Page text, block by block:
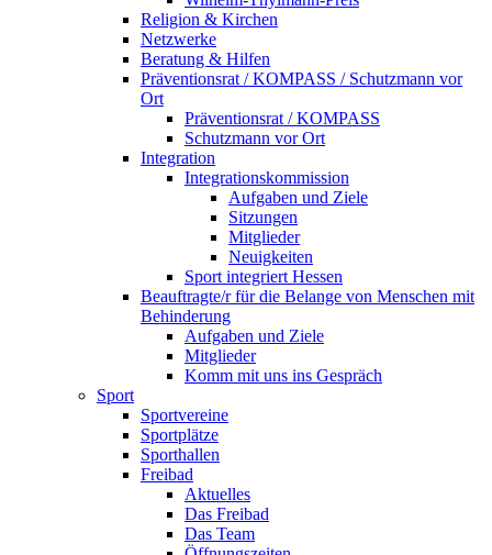
Religion & Kirchen
Netzwerke
Beratung & Hilfen
Präventionsrat / KOMPASS / Schutzmann vor
Ort
Präventionsrat / KOMPASS
Schutzmann vor Ort
Integration
Integrationskommission
Aufgaben und Ziele
Sitzungen
Mitglieder
Neuigkeiten
Sport integriert Hessen
Beauftragte/r für die Belange von Menschen mit
Behinderung
Aufgaben und Ziele
Mitglieder
Komm mit uns ins Gespräch
Sport
Sportvereine
Sportplätze
Sporthallen
Freibad
Aktuelles
Das Freibad
Das Team